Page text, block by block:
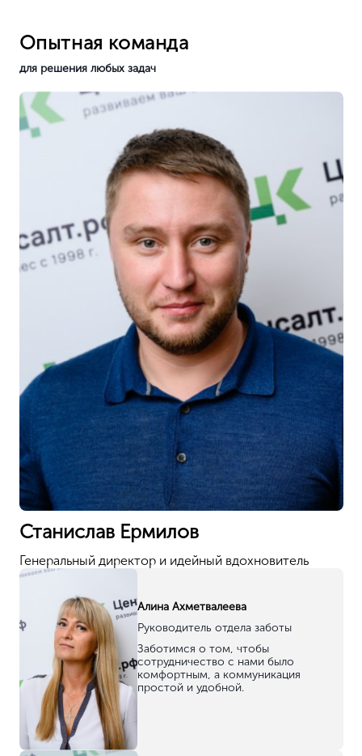
Опытная команда
для решения любых задач
Станислав Ермилов
Генеральный директор и идейный вдохновитель
Алина Ахметвалеева
Руководитель отдела заботы
Заботимся о том, чтобы
сотрудничество с нами было
комфортным, а коммуникация
простой и удобной.
Ваш город Москва?
Да, верно
Нет, выбрать другой
Вы можете изменить город в любое время в верхней части сайта